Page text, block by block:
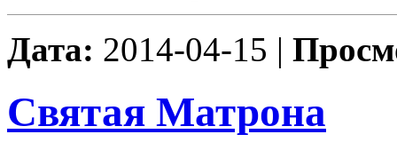
Дата: 2014-04-15 |
Святая Матрона